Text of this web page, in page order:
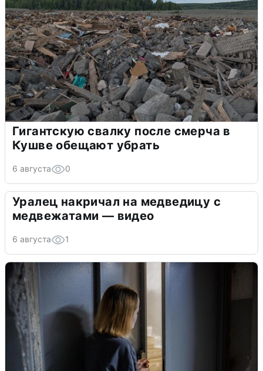
Гигантскую свалку после смерча в
Кушве обещают убрать
6 августа 0
Уралец накричал на медведицу с
медвежатами — видео
6 августа 1